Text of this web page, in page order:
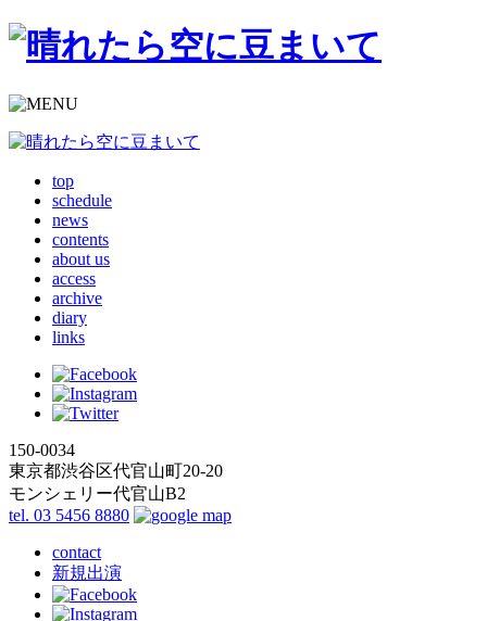
top
schedule
news
contents
about us
access
archive
diary
links
150-0034
東京都渋谷区代官山町20-20
モンシェリー代官山B2
tel. 03 5456 8880
contact
新規出演